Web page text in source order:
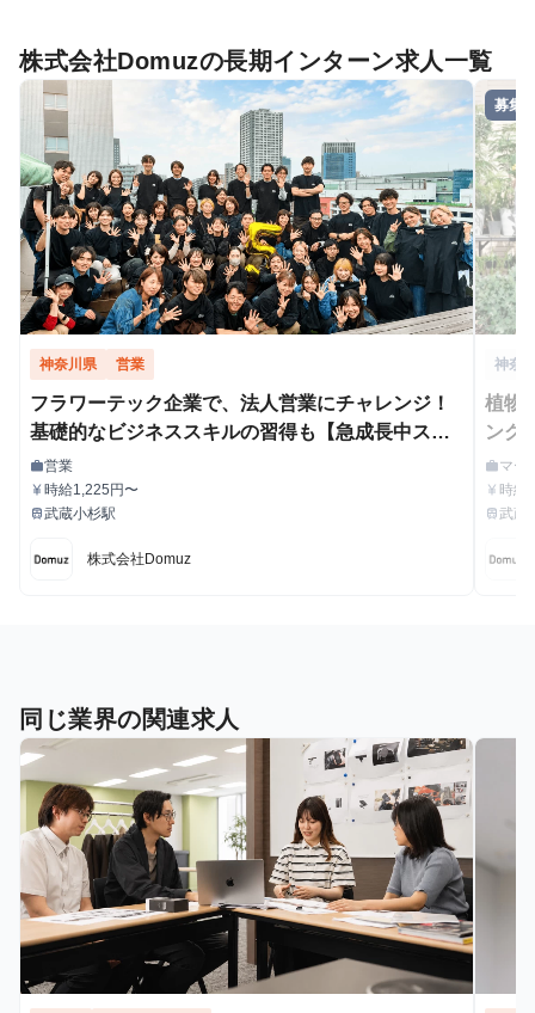
株式会社Domuzの長期インターン求人一覧
神奈川県 営業
フラワーテック企業で、法人営業にチャレンジ！
基礎的なビジネススキルの習得も【急成長中スタ
ートアップ】
職種
work営業
給与
currency_yen 時給1,225円〜
最寄駅
train武蔵小杉駅
株式会社Domuz
募集
神奈
植物
ング
得も
職種
workマー
給与
currency_yen 時給
最寄駅
train武蔵
同じ業界の関連求人